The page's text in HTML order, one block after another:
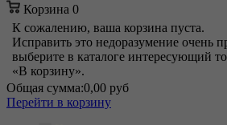
Корзина 0
К сожалению, ваша корзина пуста.
Исправить это недоразумение очень
выберите в каталоге интересующий
«В корзину».
Общая сумма:0,00 руб
Перейти в корзину